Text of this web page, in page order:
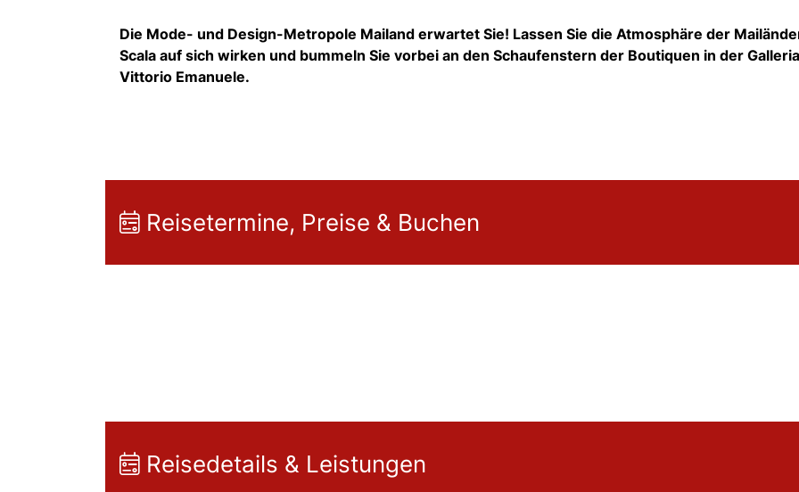
Die Mode- und Design-Metropole Mailand erwartet Sie! Lassen Sie die Atmosphäre der
Scala auf sich wirken und bummeln Sie vorbei an den Schaufenstern der Boutiquen in der Galleria
Vittorio Emanuele.
Reisetermine, Preise & Buchen
Reisedetails & Leistungen